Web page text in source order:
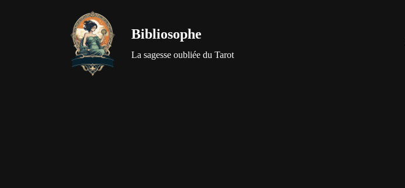
Bibliosophe
La sagesse oubliée du Tarot